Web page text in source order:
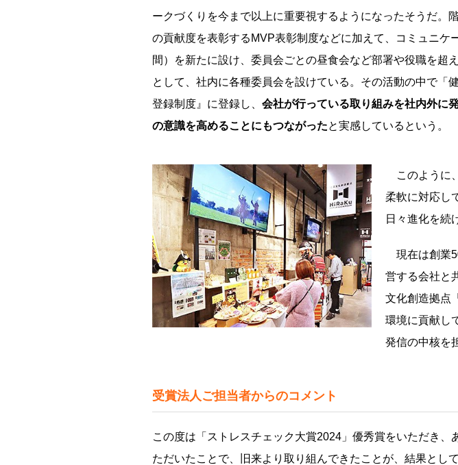
ークづくりを今まで以上に重要視するようになったそうだ。
の貢献度を表彰するMVP表彰制度などに加えて、コミュニ
間）を新たに設け、委員会ごとの昼食会など部署や役職を超
として、社内に各種委員会を設けている。その活動の中で
登録制度』に登録し、 会社が行っている取り組みを社内外に
の意識を高めることにもつながったと実感しているという。
このように
柔軟に対応し
日々進化を続
現在は創業
営する会社と
文化創造拠点
環境に貢献し
発信の中核を
受賞法人ご担当者からのコメント
この度は「ストレスチェック大賞2024」優秀賞をいただき
ただいたことで、旧来より取り組んできたことが、結果とし